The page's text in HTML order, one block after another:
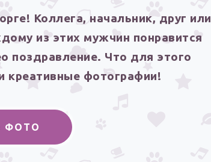
Коллега, начальник, друг или
из этих мужчин понравится
поздравление. Что для этого
креативные фотографии!
ФОТО